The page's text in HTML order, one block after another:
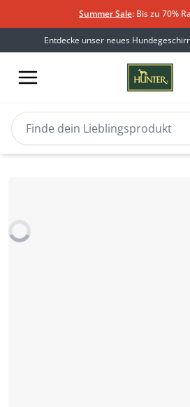
Summer Sale: Bis zu 70%
Entdecke unser neues Hundegeschirr